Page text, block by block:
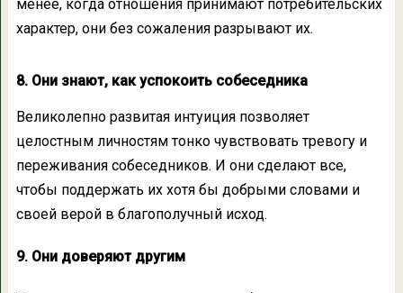
менее, когда отношения принимают потребительских
характер, они без сожаления разрывают их.
8. Они знают, как успокоить собеседника
Великолепно развитая интуиция позволяет
целостным личностям тонко чувствовать тревогу и
переживания собеседников. И они сделают все,
чтобы поддержать их хотя бы добрыми словами и
своей верой в благополучный исход.
9. Они доверяют другим